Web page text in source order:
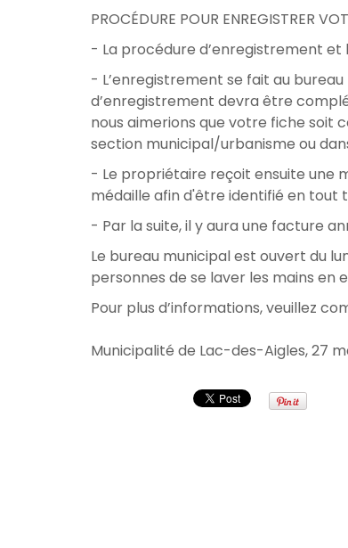
PROCÉDURE POUR ENREGISTRER
- La procédure d’enregistrement et
- L’enregistrement se fait au
d’enregistrement devra être
nous aimerions que votre fiche soit
section municipal/urbanisme ou
- Le propriétaire reçoit ensuite une
médaille afin d'être identifié en tout
- Par la suite, il y aura une facture
Le bureau municipal est ouvert du
personnes de se laver les mains
Pour plus d’informations, veuillez
Municipalité de Lac-des-Aigles, 27